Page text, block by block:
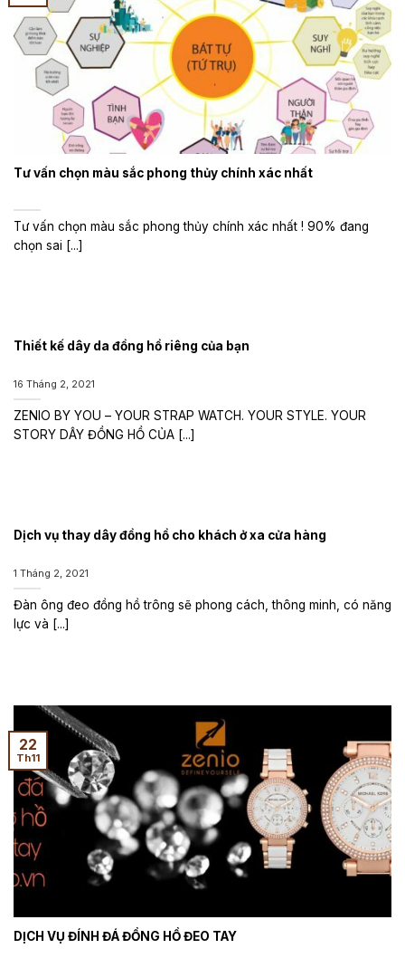
Tư vấn chọn màu sắc phong thủy chính xác nhất
Tư vấn chọn màu sắc phong thủy chính xác nhất ! 90% đang
chọn sai [...]
Thiết kế dây da đồng hồ riêng của bạn
16 Tháng 2, 2021
ZENIO BY YOU – YOUR STRAP WATCH. YOUR STYLE. YOUR
STORY DÂY ĐỒNG HỒ CỦA [...]
Dịch vụ thay dây đồng hồ cho khách ở xa cửa hàng
1 Tháng 2, 2021
Đàn ông đeo đồng hồ trông sẽ phong cách, thông minh, có năng
lực và [...]
DỊCH VỤ ĐÍNH ĐÁ ĐỒNG HỒ ĐEO TAY
22
Th11